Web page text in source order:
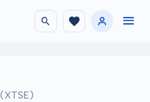
(XTSE)